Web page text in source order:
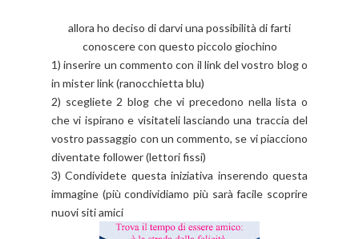
allora ho deciso di darvi una possibilità di farti
conoscere con questo piccolo giochino
1) inserire un commento con il link del vostro blog o
in mister link (ranocchietta blu)
2) scegliete 2 blog che vi precedono nella lista o
che vi ispirano e visitateli lasciando una traccia del
vostro passaggio con un commento, se vi piacciono
diventate follower (lettori fissi)
3) Condividete questa iniziativa inserendo questa
immagine (più condividiamo più sarà facile scoprire
nuovi siti amici